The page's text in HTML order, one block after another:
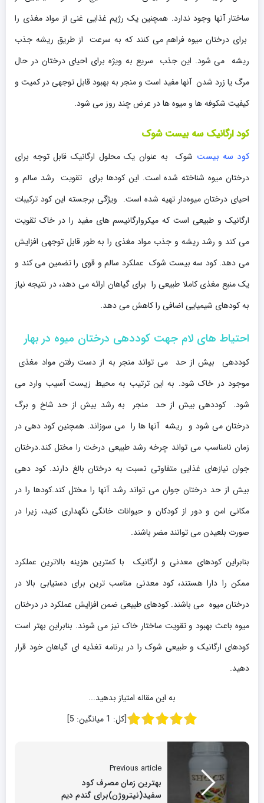
ساختار آنها وجود ندارد. همچنین یک رژیم غذایی غنی از مواد مغذی را
برای درختان میوه فراهم می کنند که به سرعت از طریق ریشه جذب
ریشه می شود. این جذب سریع به ویژه برای احیای درختان در حال
مرگ یا زرد شدن آنها مفید است و منجر به بهبود قابل توجهی در کمیت و
کیفیت شکوفه ها و میوه ها در عرض چند روز می شود.
کود ارگانیک سه بیست شوک
کود سه بیست شوک به عنوان یک محلول ارگانیک قابل توجه برای
درختان میوه شناخته شده است. این کودها برای تقویت رشد سالم و
احیای درختان میوه‌دار تهیه شده است. ویژگی برجسته این کود ترکیبات
ارگانیک و طبیعی است که میکروارگانیسم های مفید را در خاک تقویت
می کند و رشد ریشه و جذب مواد مغذی را به طور قابل توجهی افزایش
می دهد. کود سه بیست شوک عملکرد سالم و قوی را تضمین می کند و
یک منبع مغذی کاملا طبیعی را برای گیاهان ارائه می دهد، در نتیجه نیاز
به کودهای شیمیایی اضافی را کاهش می دهد.
احتیاط های لام جهت کوددهی درختان میوه در بهار
کوددهی بیش از حد می تواند منجر به از دست رفتن مواد مغذی
موجود در خاک شود. به این ترتیب به محیط زیست آسیب وارد می
شود. کوددهی بیش از حد منجر به رشد بیش از حد شاخ و برگ
درختان می شود و ریشه آنها ها را می سوزاند. همچنین کود دهی در
زمان نامناسب می تواند چرخه رشد طبیعی درخت را مختل کند.درختان
جوان نیازهای غذایی متفاوتی نسبت به درختان بالغ دارند. کود دهی
بیش از حد درختان جوان می تواند رشد آنها را مختل کند.کودها را در
مکانی امن و دور از کودکان و حیوانات خانگی نگهداری کنید، زیرا در
صورت بلعیدن می توانند مضر باشند.
بنابراین کودهای معدنی و ارگانیک با کمترین هزینه بالاترین عملکرد
ممکن را دارا هستند، کود معدنی مناسب ترین برای دستیابی بالا در
درختان میوه می باشند. کودهای طبیعی ضمن افزایش عملکرد در درختان
میوه باعث بهبود و تقویت ساختار خاک نیز می شوند. بنابراین بهتر است
کودهای ارگانیک و طبیعی شوک را در برنامه تغذیه ای گیاهان خود قرار
دهید.
به این مقاله امتیاز بدهید...
[کل: 1 میانگین: 5
]
Previous article
بهترین زمان مصرف کود
سفید(نیتروژن)برای گندم دیم